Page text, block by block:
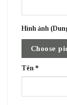
Hình ảnh
Choose
Tên *